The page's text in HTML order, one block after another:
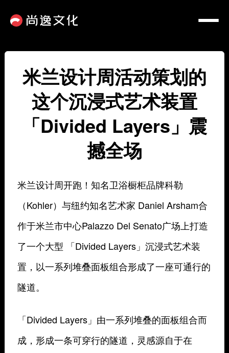
米兰设计周活动策划的
这个沉浸式艺术装置
「Divided Layers」震
撼全场
米兰设计周开跑！知名卫浴橱柜品牌科勒
（Kohler）与纽约知名艺术家 Daniel Arsham合
作于米兰市中心Palazzo Del Senato广场上打造
了一个大型 「Divided Layers」沉浸式艺术装
置，以一系列堆叠面板组合形成了一座可通行的
隧道。
「Divided Layers」由一系列堆叠的面板组合而
成，形成一条可穿行的隧道，灵感源自于在